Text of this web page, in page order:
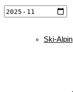
Ski-Alpin